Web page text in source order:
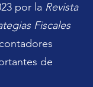
por la Revista
Fiscales
de